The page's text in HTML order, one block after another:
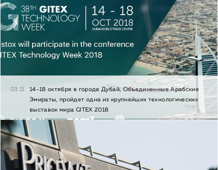
03.11
14-18 октября в городе Дубай, Объединенные Арабские
Эмираты, пройдет одна из крупнейших технологических
выставок мира GITEX 2018